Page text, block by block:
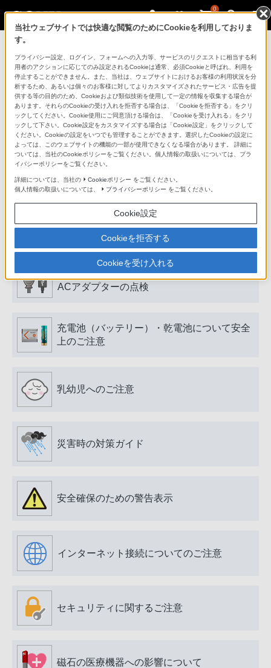
0
製品を安全に、安心してご使用いただ
くために
日常の清掃・点検が大切です。安全のため取扱説明書を
よく読みましょう。
製品に関する重要なお知らせ
安全で上手な使いかた
愛情点検のおすすめ
電源プラグ・コード、USB端子・ケーブル、
ACアダプターの点検
充電池（バッテリー）・乾電池について安全
上のご注意
乳幼児へのご注意
災害時の対策ガイド
安全確保のための警告表示
インターネット接続についてのご注意
セキュリティに関するご注意
磁石の医療機器への影響について
当社ウェブサイトでは快適な閲覧のためにCookieを利用しておりま
す。
プライバシー設定、ログイン、フォームへの入力等、サービスのリクエストに相当する利
用者のアクションに応じてのみ設定されるCookieは通常、必須Cookieと呼ばれ、利用を
停止することができません。また、当社は、ウェブサイトにおけるお客様の利用状況を分
析するため、あるいは個々のお客様に対してよりカスタマイズされたサービス・広告を提
供する等の目的のため、Cookieおよび類似技術を使用して一定の情報を収集する場合が
あります。それらのCookieの受け入れを拒否する場合は、「Cookieを拒否する」をクリ
ックしてください。Cookie使用にご同意頂ける場合は、「Cookieを受け入れる」をクリ
ックして下さい。Cookie設定をカスタマイズする場合は「Cookie設定」をクリックして
ください。Cookieの設定をいつでも管理することができます。選択したCookieの設定に
よっては、このウェブサイトの機能の一部が使用できなくなる場合があります。 詳細に
ついては、当社のCookieポリシーをご覧ください。個人情報の取扱いについては、プラ
イバシーポリシーをご覧ください。
詳細については、当社の Cookieポリシー をご覧ください。
個人情報の取扱いについては、
プライバシーポリシー をご覧ください。
Cookie設定
Cookieを拒否する
Cookieを受け入れる